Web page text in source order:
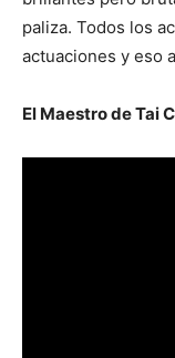
paliza. Todos los
actuaciones y eso
El Maestro de Tai